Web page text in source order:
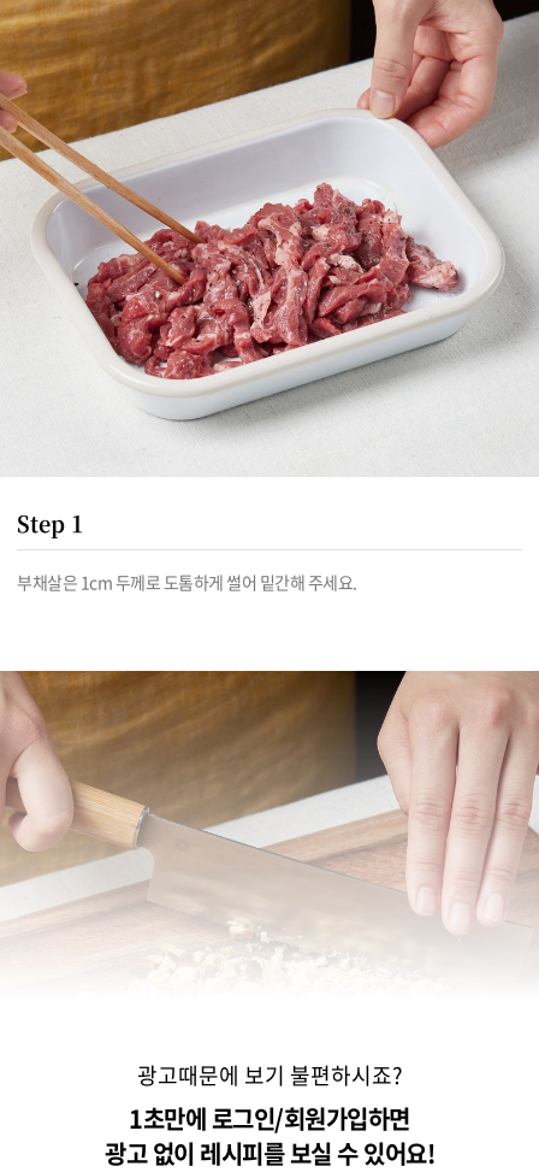
Step 1
광고때문에 보기 불편하시죠?
1초만에 로그인/회원가입하면
광고 없이 레시피를 보실 수 있어요!